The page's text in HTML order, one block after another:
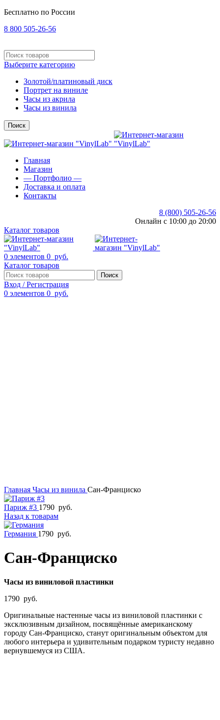
Бесплатно по России
8 800 505-26-56
Выберите категорию
Золотой/платиновый диск
Портрет на виниле
Часы из акрила
Часы из винила
Поиск
Главная
Магазин
— Портфолио —
Доставка и оплата
Контакты
8 (800) 505-26-56
Онлайн с 10:00 до 20:00
Каталог товаров
0 элементов 0 руб.
Каталог товаров
Поиск
Вход / Регистрация
0 элементов 0 руб.
Главная Часы из винила Сан-Франциско
Париж #3 1790 руб.
Назад к товарам
Германия 1790 руб.
Сан-Франциско
Часы из виниловой пластинки
1790 руб.
Оригинальные настенные часы из виниловой пластинки с
эксклюзивным дизайном, посвящённые американскому
городу Сан-Франциско, станут оригинальным объектом для
любого интерьера и удивительным подарком туристу недавно
вернувшемуся из США.